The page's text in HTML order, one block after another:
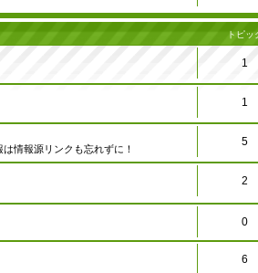
トピッ
1
1
情報源リンクも忘れずに！
5
2
0
6